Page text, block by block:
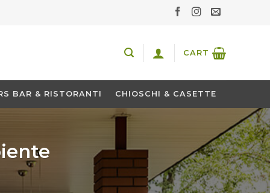
CART
BAR & RISTORANTI CHIOSCHI & CASETTE